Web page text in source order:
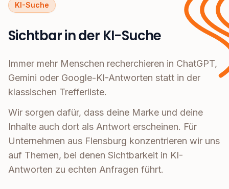
KI-Suche
Sichtbar in der KI-Suche
Immer mehr Menschen recherchieren in ChatGPT,
Gemini oder Google-KI-Antworten statt in der
klassischen Trefferliste.
Wir sorgen dafür, dass deine Marke und deine
Inhalte auch dort als Antwort erscheinen. Für
Unternehmen aus Flensburg konzentrieren wir uns
auf Themen, bei denen Sichtbarkeit in KI-
Antworten zu echten Anfragen führt.